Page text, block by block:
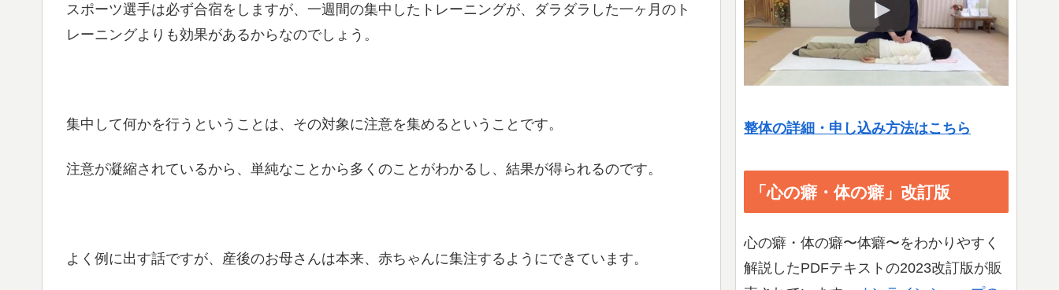
スポーツ選手は必ず合宿をしますが、一週間の集中したトレーニングが、ダラダラした一ヶ月のト
レーニングよりも効果があるからなのでしょう。
集中して何かを行うということは、その対象に注意を集めるということです。
注意が凝縮されているから、単純なことから多くのことがわかるし、結果が得られるのです。
よく例に出す話ですが、産後のお母さんは本来、赤ちゃんに集注するようにできています。
整体の詳細・申し込み方法はこちら
「心の癖・体の癖」改訂版
心の癖・体の癖〜体癖〜をわかりやすく
解説したPDFテキストの2023改訂版が販